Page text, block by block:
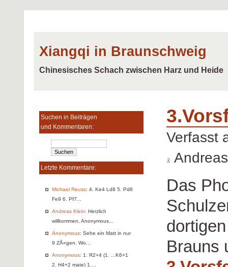
Xiangqi in Braunschweig
Chinesisches Schach zwischen Harz und Heide
Suchen in Beiträgen
und Kommentaren:
Letzte Kommentare:
Michael Reuss: 4. Ke4 Ld8 5. Pd8
Fe9 6. Pf7...
Andreas Klein: Herzlich
willkommen, Anonymous...
Anonymous: Sehe ein Matt in nur
9 ZÅ«gen. Wo...
Anonymous: 1. R2+4 (1. ...K6+1
2. H4+2 mate) 1....
Verfasst
Das
Brauns